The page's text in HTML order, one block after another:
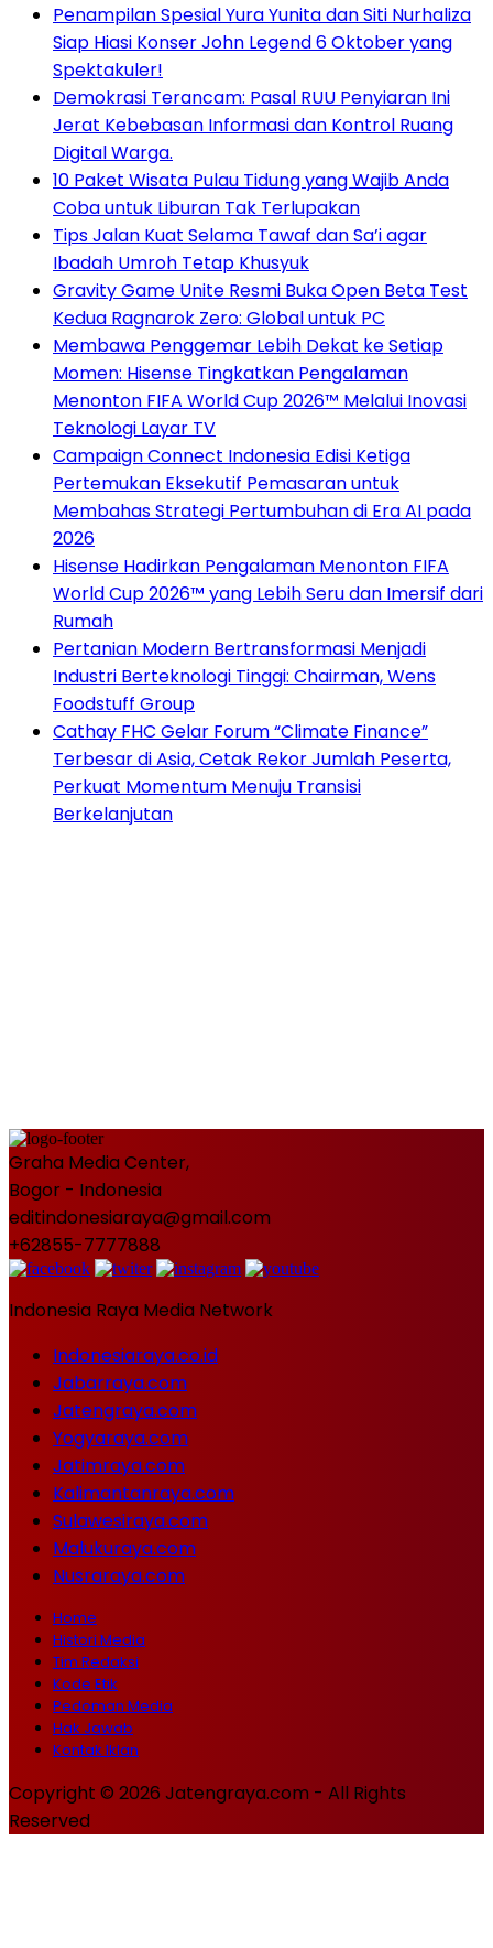
Penampilan Spesial Yura Yunita dan Siti Nurhaliza
Siap Hiasi Konser John Legend 6 Oktober yang
Spektakuler!
Demokrasi Terancam: Pasal RUU Penyiaran Ini
Jerat Kebebasan Informasi dan Kontrol Ruang
Digital Warga.
10 Paket Wisata Pulau Tidung yang Wajib Anda
Coba untuk Liburan Tak Terlupakan
Tips Jalan Kuat Selama Tawaf dan Sa’i agar
Ibadah Umroh Tetap Khusyuk
Gravity Game Unite Resmi Buka Open Beta Test
Kedua Ragnarok Zero: Global untuk PC
Membawa Penggemar Lebih Dekat ke Setiap
Momen: Hisense Tingkatkan Pengalaman
Menonton FIFA World Cup 2026™ Melalui Inovasi
Teknologi Layar TV
Campaign Connect Indonesia Edisi Ketiga
Pertemukan Eksekutif Pemasaran untuk
Membahas Strategi Pertumbuhan di Era AI pada
2026
Hisense Hadirkan Pengalaman Menonton FIFA
World Cup 2026™ yang Lebih Seru dan Imersif dari
Rumah
Pertanian Modern Bertransformasi Menjadi
Industri Berteknologi Tinggi: Chairman, Wens
Foodstuff Group
Cathay FHC Gelar Forum “Climate Finance”
Terbesar di Asia, Cetak Rekor Jumlah Peserta,
Perkuat Momentum Menuju Transisi
Berkelanjutan
Graha Media Center,
Bogor - Indonesia
editindonesiaraya@gmail.com
+62855-7777888
Indonesia Raya Media Network
Indonesiaraya.co.id
Jabarraya.com
Jatengraya.com
Yogyaraya.com
Jatimraya.com
Kalimantanraya.com
Sulawesiraya.com
Malukuraya.com
Nusraraya.com
Home
Histori Media
Tim Redaksi
Kode Etik
Pedoman Media
Hak Jawab
Kontak Iklan
Copyright © 2026 Jatengraya.com - All Rights
Reserved